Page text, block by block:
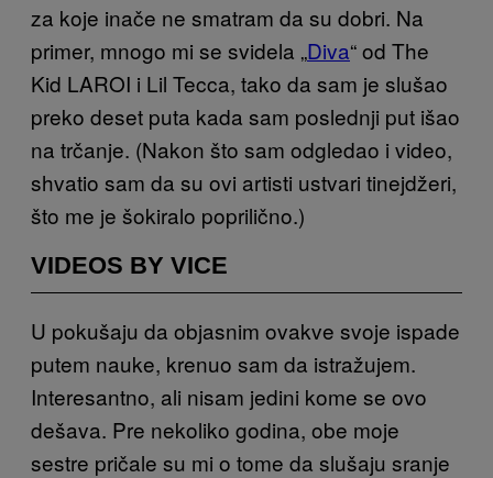
za koje inače ne smatram da su dobri. Na
primer, mnogo mi se svidela „Diva“ od The
Kid LAROI i Lil Tecca, tako da sam je slušao
preko deset puta kada sam poslednji put išao
na trčanje. (Nakon što sam odgledao i video,
shvatio sam da su ovi artisti ustvari tinejdžeri,
što me je šokiralo poprilično.)
VIDEOS BY VICE
U pokušaju da objasnim ovakve svoje ispade
putem nauke, krenuo sam da istražujem.
Interesantno, ali nisam jedini kome se ovo
dešava. Pre nekoliko godina, obe moje
sestre pričale su mi o tome da slušaju sranje